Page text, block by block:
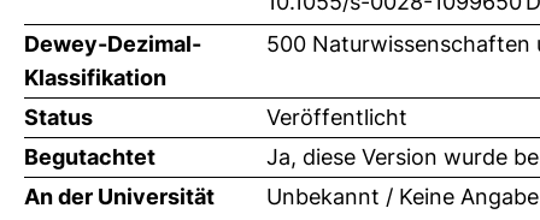
Dewey-Dezimal-
Klassifikation
500 Naturwissenschaften
Status
Veröffentlicht
Begutachtet
Ja, diese Version wurde
An der Universität
Unbekannt / Keine Angabe